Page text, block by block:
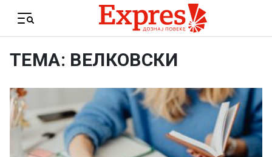
Menu
ТЕМА: ВЕЛКОВСКИ